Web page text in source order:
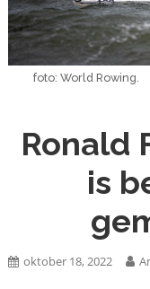
foto: World Rowing.
Ronald
is
oktober 18, 2022